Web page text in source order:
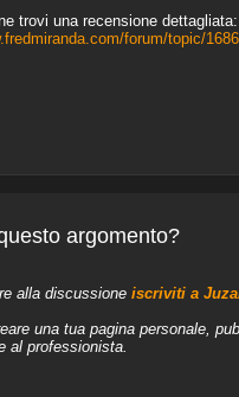
trovi una recensione dettagliata:
forum/topic/
argomento?
alla discussione iscriviti a
una tua pagina personale,
al professionista.